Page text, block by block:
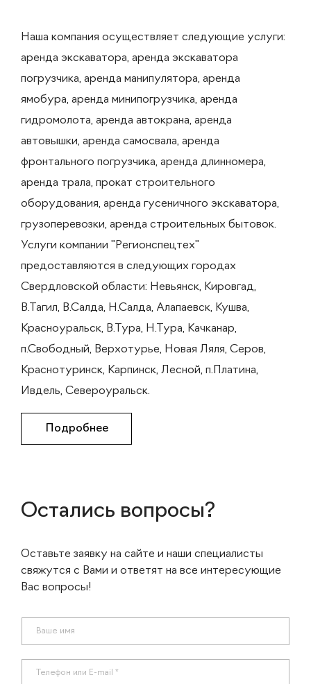
Наша компания осуществляет следующие услуги:
аренда экскаватора, аренда экскаватора
погрузчика, аренда манипулятора, аренда
ямобура, аренда минипогрузчика, аренда
гидромолота, аренда автокрана, аренда
автовышки, аренда самосвала, аренда
фронтального погрузчика, аренда длинномера,
аренда трала, прокат строительного
оборудования, аренда гусеничного экскаватора,
грузоперевозки, аренда строительных бытовок.
Услуги компании "Регионспецтех"
предоставляются в следующих городах
Свердловской области: Невьянск, Кировгад,
В.Тагил, В.Салда, Н.Салда, Алапаевск, Кушва,
Красноуральск, В.Тура, Н.Тура, Качканар,
п.Свободный, Верхотурье, Новая Ляля, Серов,
Краснотуринск, Карпинск, Лесной, п.Платина,
Ивдель, Североуральск.
Подробнее
Остались вопросы?
Оставьте заявку на сайте и наши специалисты
свяжутся с Вами и ответят на все интересующие
Вас вопросы!